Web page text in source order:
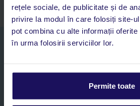
rețele sociale, de publicitate și de
privire la modul în care folosiți site-
pot combina cu alte informații
în urma folosirii serviciilor lor.
Permite toate
Abonați-vă la